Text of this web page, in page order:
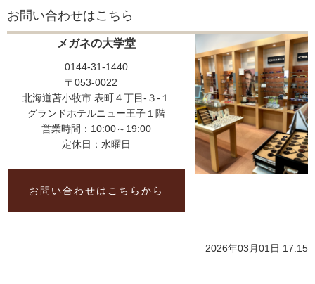
お問い合わせはこちら
メガネの大学堂
0144-31-1440
〒053-0022
北海道苫小牧市 表町４丁目-３-１
グランドホテルニュー王子１階
営業時間：10:00～19:00
定休日：水曜日
お問い合わせはこちらから
2026年03月01日 17:15